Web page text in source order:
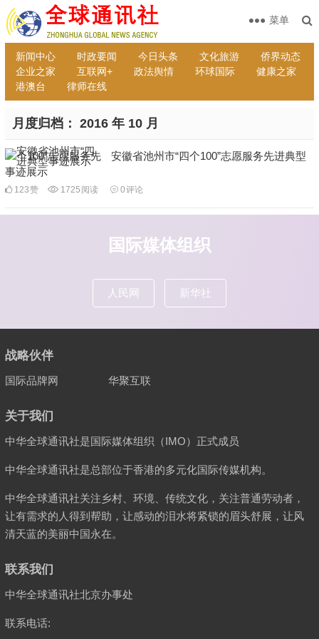
新闻中心 时政要闻 今日头条 文化旅游
侨界动态
企业之家
互联网+ 政法舆情 环球国际
健康之家
港澳台
律师在线
菜单
月度归档： 2016 年 10 月
安徽省池州市“四个100”志愿服务先进典型
事迹展示
123赞 1725 阅读 0评论
国际媒体组织
人民网 新华社
战略伙伴
国际品牌网 华聚互联
关于我们
中华全球通讯社是国际媒体组织（IMO）正式成员
中华全球通讯社是总部位于香港的多元化国际传媒机构。
中华全球通讯社关注乡村、环境、传统文化，关注普通劳动者，
让有需求的人得到帮助，让感动的泪水将紧锁的眉头舒展，让风
清天蓝的美丽中国永在。
联系我们
中华全球通讯社北京办事处
联系电话: